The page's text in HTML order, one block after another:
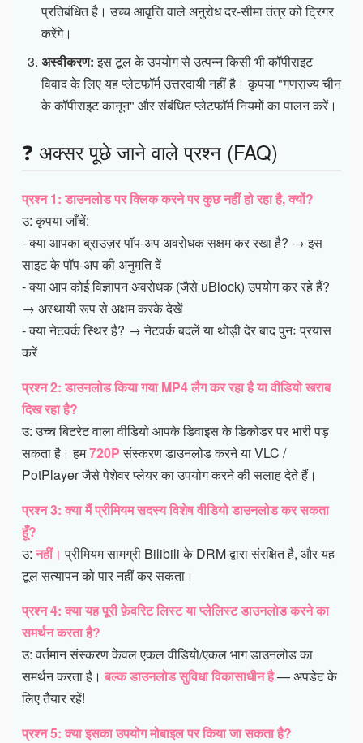
प्रतिबंधित है। उच्च आवृत्ति वाले अनुरोध दर-सीमा तंत्र को ट्रिगर
करेंगे।
अस्वीकरण:इस टूल के उपयोग से उत्पन्न किसी भी कॉपीराइट
विवाद के लिए यह प्लेटफॉर्म उत्तरदायी नहीं है। कृपया "गणराज्य चीन
के कॉपीराइट कानून" और संबंधित प्लेटफॉर्म नियमों का पालन करें।
❓ अक्सर पूछे जाने वाले प्रश्न (FAQ)
प्रश्न 1: डाउनलोड पर क्लिक करने पर कुछ नहीं हो रहा है, क्यों?
उ: कृपया जाँचें:
- क्या आपका ब्राउज़र पॉप-अप अवरोधक सक्षम कर रखा है? → इस
साइट के पॉप-अप की अनुमति दें
- क्या आप कोई विज्ञापन अवरोधक (जैसे uBlock) उपयोग कर रहे हैं?
→ अस्थायी रूप से अक्षम करके देखें
- क्या नेटवर्क स्थिर है? → नेटवर्क बदलें या थोड़ी देर बाद पुनः प्रयास
करें
प्रश्न 2: डाउनलोड किया गया MP4 लैग कर रहा है या वीडियो खराब
दिख रहा है?
उ: उच्च बिटरेट वाला वीडियो आपके डिवाइस के डिकोडर पर भारी पड़
सकता है। हम720Pसंस्करण डाउनलोड करने या VLC /
PotPlayer जैसे पेशेवर प्लेयर का उपयोग करने की सलाह देते हैं।
प्रश्न 3: क्या मैं प्रीमियम सदस्य विशेष वीडियो डाउनलोड कर सकता
हूँ?
उ: नहीं। प्रीमियम सामग्री Bilibili के DRM द्वारा संरक्षित है, और यह
टूल सत्यापन को पार नहीं कर सकता।
प्रश्न 4: क्या यह पूरी फ़ेवरिट लिस्ट या प्लेलिस्ट डाउनलोड करने का
समर्थन करता है?
उ: वर्तमान संस्करण केवल एकल वीडियो/एकल भाग डाउनलोड का
समर्थन करता है। बल्क डाउनलोड सुविधा विकासाधीन है— अपडेट के
लिए तैयार रहें!
प्रश्न 5: क्या इसका उपयोग मोबाइल पर किया जा सकता है?